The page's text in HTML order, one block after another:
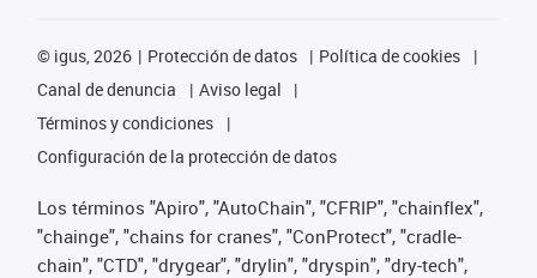
© igus, 2026 Protección de datos
Política de cookies
Canal de denuncia
Aviso legal
Términos y condiciones
Configuración de la protección de datos
Los términos "Apiro", "AutoChain", "CFRIP", "chainflex",
"chainge", "chains for cranes", "ConProtect", "cradle-
chain", "CTD", "drygear", "drylin", "dryspin", "dry-tech",